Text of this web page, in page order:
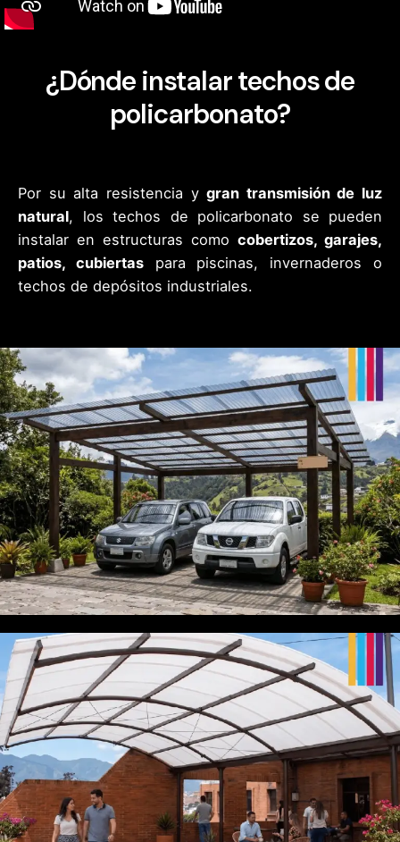
¿Dónde instalar techos de
policarbonato?
Por su alta resistencia ygran transmisión de luz
natural, los techos de policarbonato se pueden
instalar en estructuras como cobertizos, garajes,
patios, cubiertaspara piscinas, invernaderos o
techos de depósitos industriales.